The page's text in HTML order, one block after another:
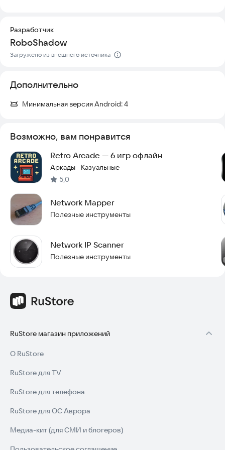
интегрированной киберплатформе бесплатно. Это решение
позволяет каждому пользователю защитить свою сеть на
профессиональном уровне, не требуя специальных знаний
Попробуйте RoboShadow прямо сейчас и убедитесь в
Разработчик
RoboShadow
Загружено из внешнего источника
Дополнительно
Минимальная версия Android:4
Возможно, вам понравится
Retro Arcade — 6 игр офлайн
Аркады · Казуальные
5,0
Network Mapper
Полезные инструменты
Network IP Scanner
Полезные инструменты
RuStore магазин приложений
О RuStore
RuStore для TV
RuStore для телефона
RuStore для ОС Аврора
Медиа-кит (для СМИ и блогеров)